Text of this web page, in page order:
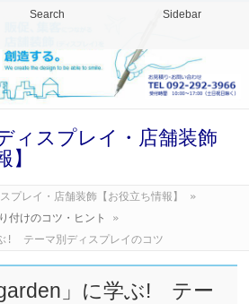
Search Sidebar
ィスプレイ・店舗装飾
】
プレイ・店舗装飾【お役立ち情報】
»
付けのコツ・ヒント
»
! テーマ別ディスプレイのコツ
garden」に学ぶ! テー